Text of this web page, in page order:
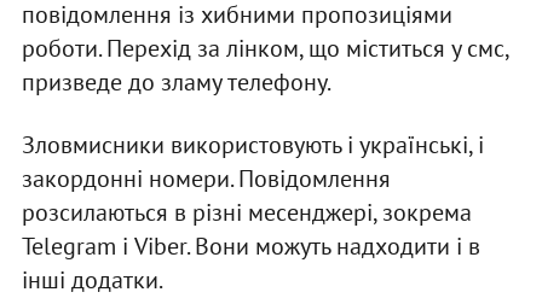
повідомлення із хибними пропозиціями
роботи. Перехід за лінком, що міститься у смс,
призведе до зламу телефону.
Зловмисники використовують і українські, і
закордонні номери. Повідомлення
розсилаються в різні месенджері, зокрема
Telegram і Viber. Вони можуть надходити і в
інші додатки.